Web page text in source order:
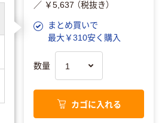
／ ￥5,637 （税抜き）
まとめ買いで
最大￥310安く購入
数量
カゴに入れる